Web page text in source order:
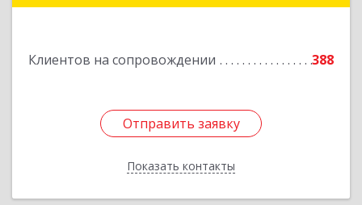
Клиентов на сопровождении 388
Отправить заявку
Показать контакты
Отправить заявку
Назад